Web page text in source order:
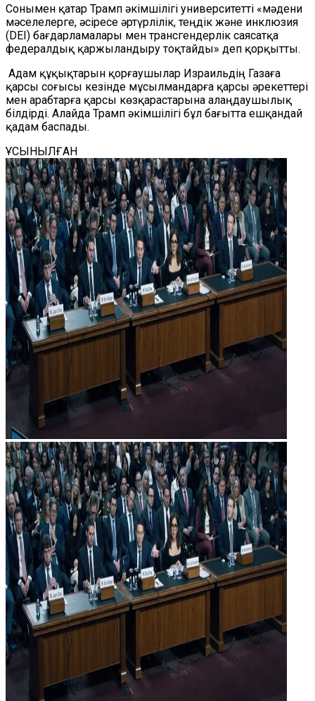
Сонымен қатар Трамп әкімшілігі университетті «мәдени
мәселелерге, әсіресе әртүрлілік, теңдік және инклюзия
(DEI) бағдарламалары мен трансгендерлік саясатқа
федералдық қаржыландыру тоқтайды» деп қорқытты.
Адам құқықтарын қорғаушылар Израильдің Газаға
қарсы соғысы кезінде мұсылмандарға қарсы әрекеттері
мен арабтарға қарсы көзқарастарына алаңдаушылық
білдірді. Алайда Трамп әкімшілігі бұл бағытта ешқандай
қадам баспады.
ҰСЫНЫЛҒАН